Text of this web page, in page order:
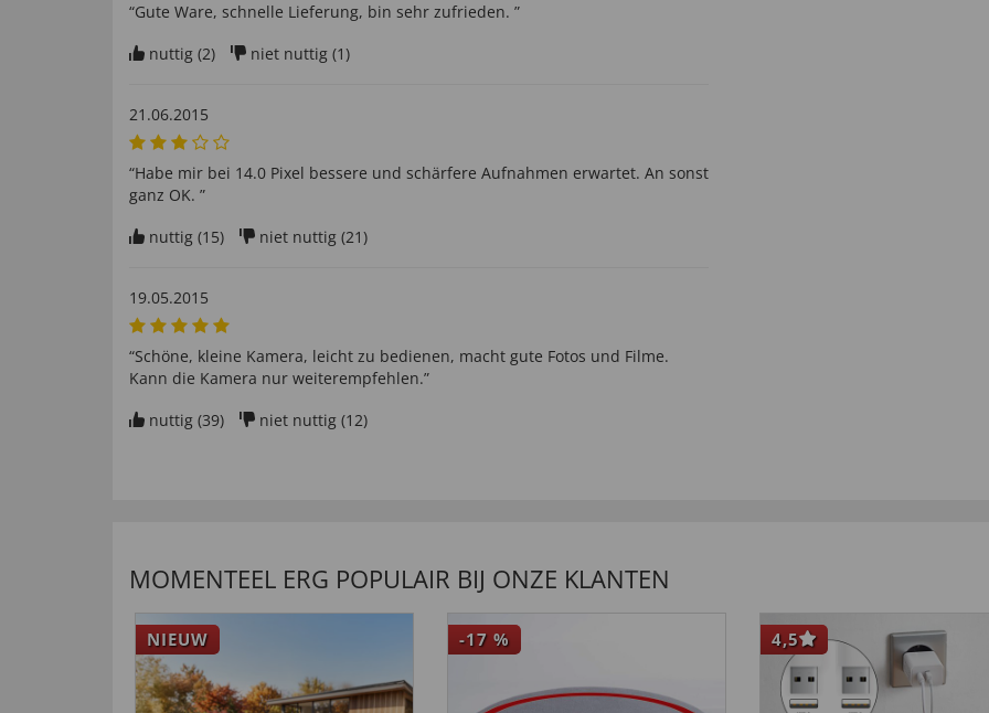
“Gute Ware, schnelle Lieferung, bin sehr zufrieden. ”
nuttig (2) niet nuttig (1)
21.06.2015
“Habe mir bei 14.0 Pixel bessere und schärfere Aufnahmen erwartet. An sonst
ganz OK. ”
nuttig (15) niet nuttig (21)
19.05.2015
“Schöne, kleine Kamera, leicht zu bedienen, macht gute Fotos und Filme.
Kann die Kamera nur weiterempfehlen.”
nuttig (39) niet nuttig (12)
MOMENTEEL ERG POPULAIR BIJ ONZE KLANTEN
NIEUW -17 % 4,5